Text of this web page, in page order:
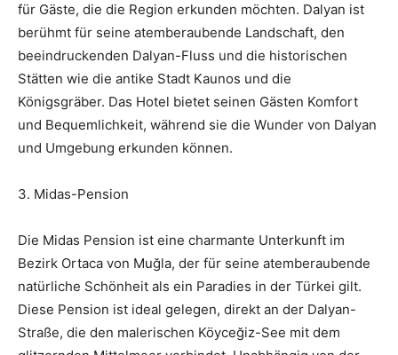
für Gäste, die die Region erkunden möchten. Dalyan ist
berühmt für seine atemberaubende Landschaft, den
beeindruckenden Dalyan-Fluss und die historischen
Stätten wie die antike Stadt Kaunos und die
Königsgräber. Das Hotel bietet seinen Gästen Komfort
und Bequemlichkeit, während sie die Wunder von Dalyan
und Umgebung erkunden können.
3. Midas-Pension
Die Midas Pension ist eine charmante Unterkunft im
Bezirk Ortaca von Muğla, der für seine atemberaubende
natürliche Schönheit als ein Paradies in der Türkei gilt.
Diese Pension ist ideal gelegen, direkt an der Dalyan-
Straße, die den malerischen Köyceğiz-See mit dem